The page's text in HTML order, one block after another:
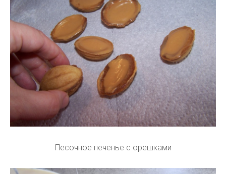
Песочное печенье с орешками